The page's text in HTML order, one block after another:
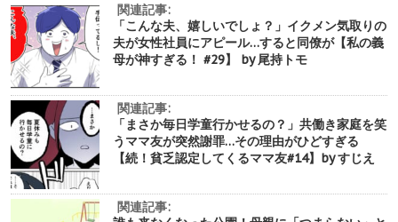
関連記事:
「こんな夫、嬉しいでしょ？」イクメン気取りの
夫が女性社員にアピール…すると同僚が【私の義
母が神すぎる！ #29】 by 尾持トモ
関連記事:
「まさか毎日学童行かせるの？」共働き家庭を笑
うママ友が突然謝罪…その理由がひどすぎる
【続！貧乏認定してくるママ友#14】by すじえ
関連記事: